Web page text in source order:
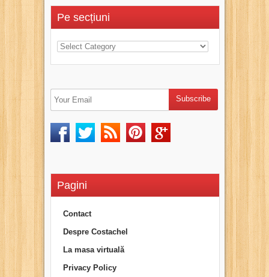
Pe secțiuni
Pagini
Contact
Despre Costachel
La masa virtuală
Privacy Policy